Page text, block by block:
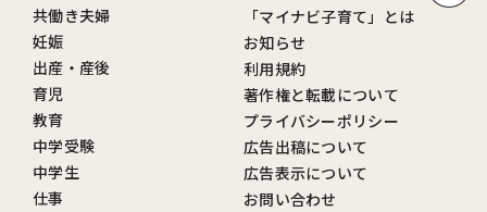
共働き夫婦
妊娠
出産・産後
育児
教育
中学受験
中学生
仕事
「マイナビ子育て」とは
お知らせ
利用規約
著作権と転載について
プライバシーポリシー
広告出稿について
広告表示について
お問い合わせ